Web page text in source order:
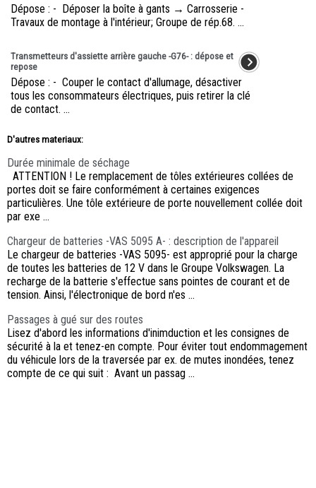
Dépose : - Déposer la boîte à gants → Carrosserie -
Travaux de montage à l'intérieur; Groupe de rép.68. ...
Transmetteurs d'assiette arrière gauche -G76- : dépose et
repose
Dépose : - Couper le contact d'allumage, désactiver
tous les consommateurs électriques, puis retirer la clé
de contact. ...
D'autres materiaux:
Durée minimale de séchage
ATTENTION ! Le remplacement de tôles extérieures collées de
portes doit se faire conformément à certaines exigences
particulières. Une tôle extérieure de porte nouvellement collée doit
par exe ...
Chargeur de batteries -VAS 5095 A- : description de l'appareil
Le chargeur de batteries -VAS 5095- est approprié pour la charge
de toutes les batteries de 12 V dans le Groupe Volkswagen. La
recharge de la batterie s'effectue sans pointes de courant et de
tension. Ainsi, l'électronique de bord n'es ...
Passages à gué sur des routes
Lisez d'abord les informations d'inimduction et les consignes de
sécurité à la et tenez-en compte. Pour éviter tout endommagement
du véhicule lors de la traversée par ex. de mutes inondées, tenez
compte de ce qui suit : Avant un passag ...